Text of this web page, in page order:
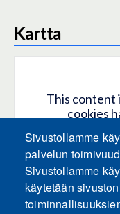
Kartta
This content
cookies
Only
Sivustollamme
palvelun
Sivustollamme
käytetään